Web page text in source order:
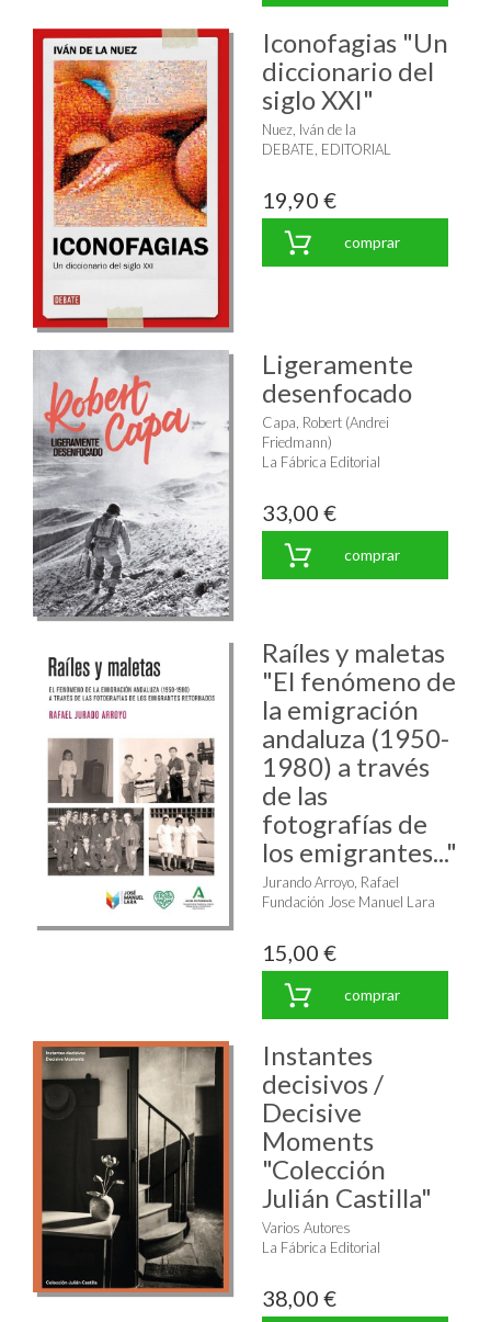
Iconofagias "Un
diccionario del
siglo XXI"
Nuez, Iván de la
DEBATE, EDITORIAL
19,90 €
comprar
Ligeramente
desenfocado
Capa, Robert (Andrei
Friedmann)
La Fábrica Editorial
33,00 €
comprar
Raíles y maletas
"El fenómeno de
la emigración
andaluza (1950-
1980) a través
de las
fotografías de
los emigrantes..."
Jurando Arroyo, Rafael
Fundación Jose Manuel Lara
15,00 €
comprar
Instantes
decisivos /
Decisive
Moments
"Colección
Julián Castilla"
Varios Autores
La Fábrica Editorial
38,00 €